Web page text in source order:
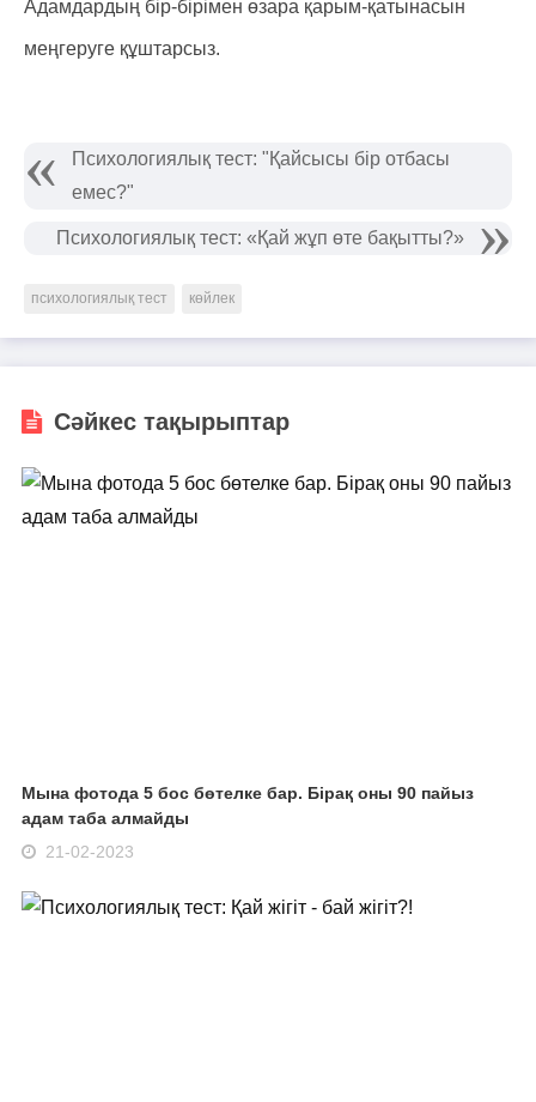
Адамдардың бір-бірімен өзара қарым-қатынасын
меңгеруге құштарсыз.
Психологиялық тест: "Қайсысы бір отбасы
емес?"
Психологиялық тест: «Қай жұп өте бақытты?»
психологиялық тест көйлек
Сәйкес тақырыптар
Мына фотода 5 бос бөтелке бар. Бірақ оны 90 пайыз
адам таба алмайды
21-02-2023